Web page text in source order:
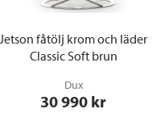
Jetson fåtölj krom och läder
Classic Soft brun
Dux
30 990 kr